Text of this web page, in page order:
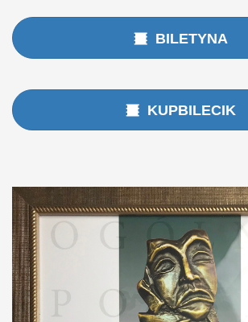
BILETYNA
KUPBILECIK